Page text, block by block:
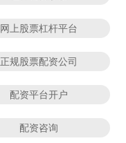
网上股票杠杆平台
正规股票配资公司
配资平台开户
配资咨询